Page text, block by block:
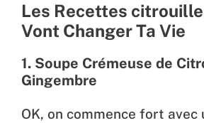
Les Recettes
Vont Changer Ta Vie
1. Soupe Crémeuse de
Gingembre
OK, on commence fort avec